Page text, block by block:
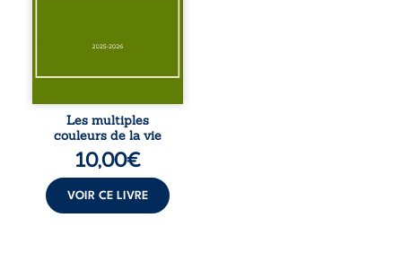
pour en retrouver
Entre souvenirs,
désillusions, Les
multiples couleurs
de la vie explore la
force des liens, le
poids des non-dits
et la ...
Les multiples
couleurs de la vie
10,00€
VOIR CE LIVRE